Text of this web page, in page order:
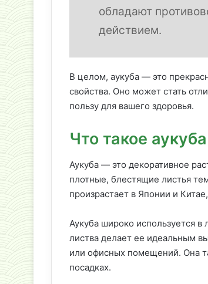
обладают
действием.
В целом, аукуба — это
свойства. Оно может стать
пользу для вашего здоровья.
Что такое
Аукуба — это декоративное
плотные, блестящие листья
произрастает в Японии и
Аукуба широко используется в
листва делает ее идеальным
или офисных помещений. Она
посадках.